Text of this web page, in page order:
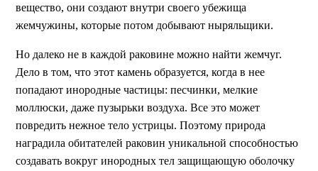
вещество, они создают внутри своего убежища
жемчужины, которые потом добывают ныряльщики.
Но далеко не в каждой раковине можно найти жемчуг.
Дело в том, что этот камень образуется, когда в нее
попадают инородные частицы: песчинки, мелкие
моллюски, даже пузырьки воздуха. Все это может
повредить нежное тело устрицы. Поэтому природа
наградила обитателей раковин уникальной способностью
создавать вокруг инородных тел защищающую оболочку